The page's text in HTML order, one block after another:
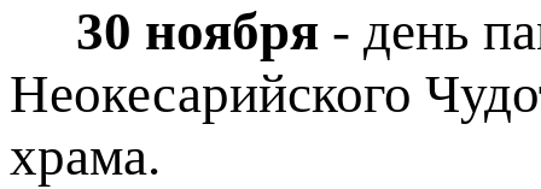
30 ноября - день
Неокесарийского
храма.